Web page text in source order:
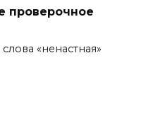
проверочное
«ненастная»